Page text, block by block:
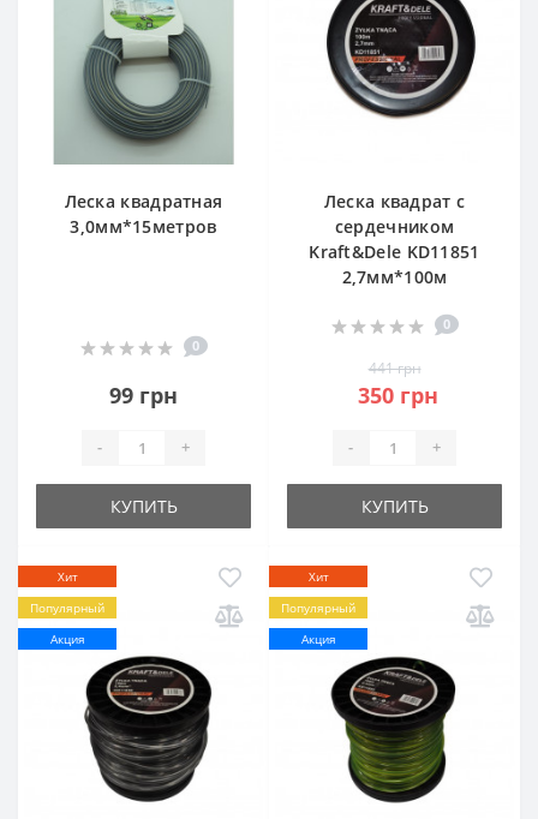
Леска квадратная
3,0мм*15метров
0
99 грн
- +
КУПИТЬ
Леска квадрат с
сердечником
Kraft&Dele KD11851
2,7мм*100м
0
441 грн
350 грн
- +
КУПИТЬ
Хит
Популярный
Акция
Хит
Популярный
Акция